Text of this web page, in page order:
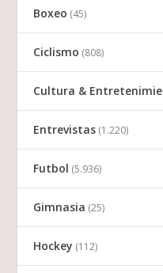
Boxeo (45)
Ciclismo (808)
Cultura &
Entrevistas (1.220)
Futbol (5.936)
Gimnasia (25)
Hockey (112)